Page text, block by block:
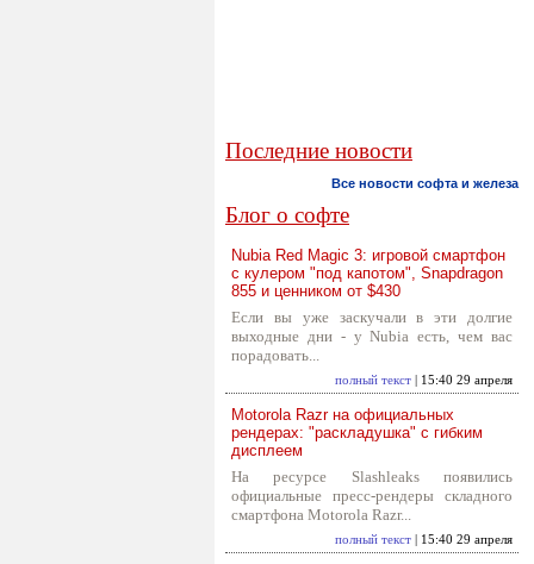
Последние новости
Все новости софта и железа
Блог о софте
Nubia Red Magic 3: игровой смартфон
с кулером "под капотом", Snapdragon
855 и ценником от $430
Если вы уже заскучали в эти долгие
выходные дни - у Nubia есть, чем вас
порадовать...
полный текст | 15:40 29 апреля
Motorola Razr на официальных
рендерах: "раскладушка" с гибким
дисплеем
На ресурсе Slashleaks появились
официальные пресс-рендеры складного
смартфона Motorola Razr...
полный текст | 15:40 29 апреля